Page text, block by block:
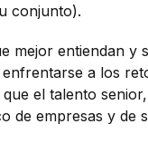
conjunto).
mejor entiendan y
a los
el talento
de empresas y de